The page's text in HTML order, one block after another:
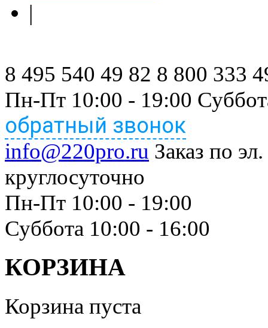
|
8 495 540 49 82 8 800 333
Пн-Пт 10:00 - 19:00
обратный звонок
info@220pro.ru Заказ по
круглосуточно
Пн-Пт 10:00 - 19:00
Суббота 10:00 - 16:00
КОРЗИНА
Корзина пуста